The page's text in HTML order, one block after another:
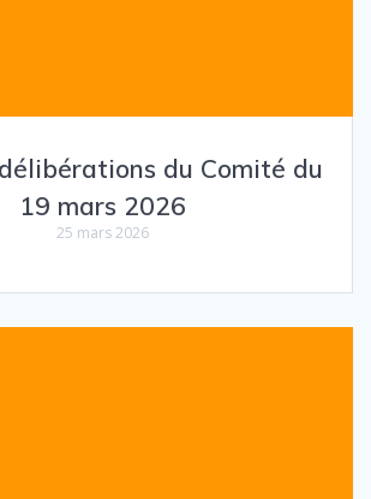
du Comité du
19 mars 2026
25 mars 2026